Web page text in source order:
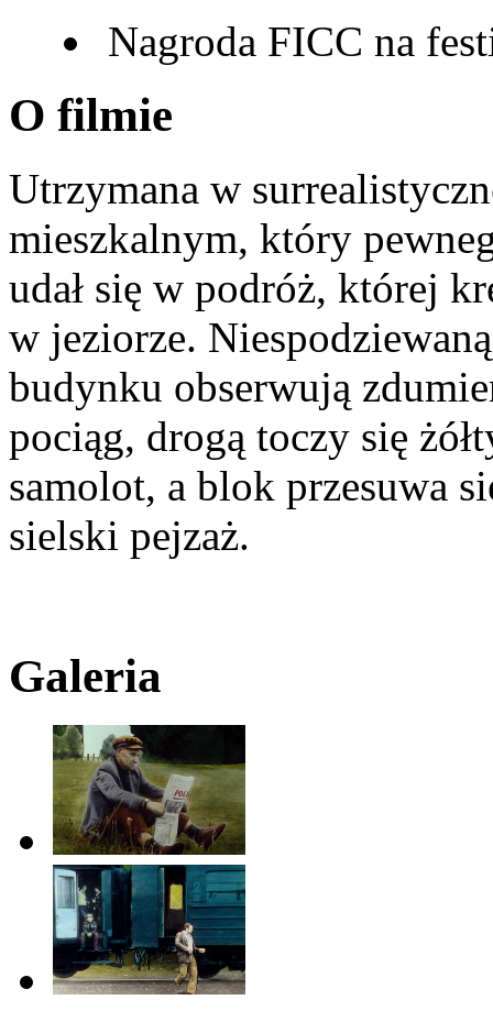
Nagroda FICC na
O filmie
Utrzymana w
mieszkalnym, który
udał się w podróż, której
w jeziorze.
budynku obserwują
pociąg, drogą toczy się
samolot, a blok przesuwa
sielski pejzaż.
Galeria